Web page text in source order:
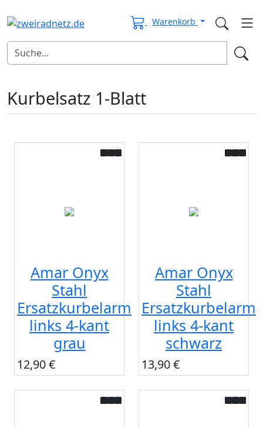
Warenkorb
Kurbelsatz 1-Blatt
Amar Onyx
Stahl
Ersatzkurbelarm
links 4-kant
grau
12,90 €
Amar Onyx
Stahl
Ersatzkurbelarm
links 4-kant
schwarz
13,90 €